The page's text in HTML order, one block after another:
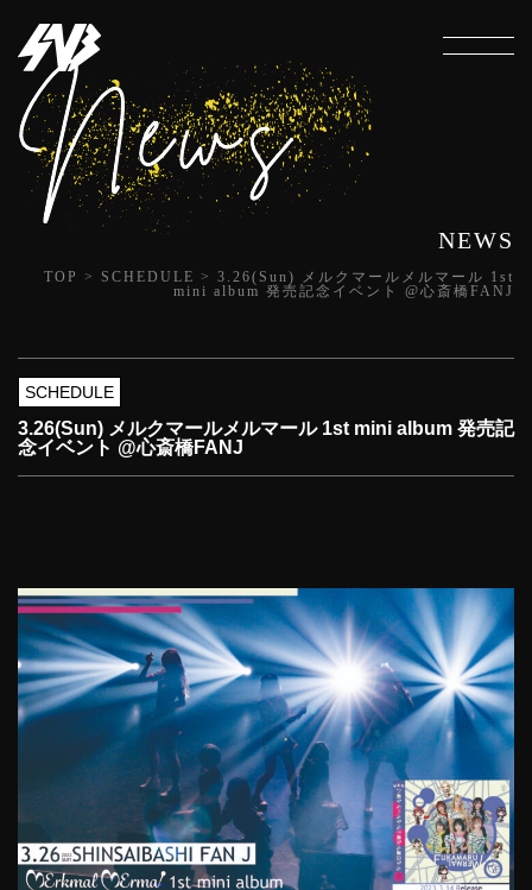
NEWS
TOP > SCHEDULE > 3.26(Sun) メルクマールメルマール 1st
mini album 発売記念イベント @心斎橋FANJ
SCHEDULE
3.26(Sun) メルクマールメルマール 1st mini album 発売記
念イベント @心斎橋FANJ